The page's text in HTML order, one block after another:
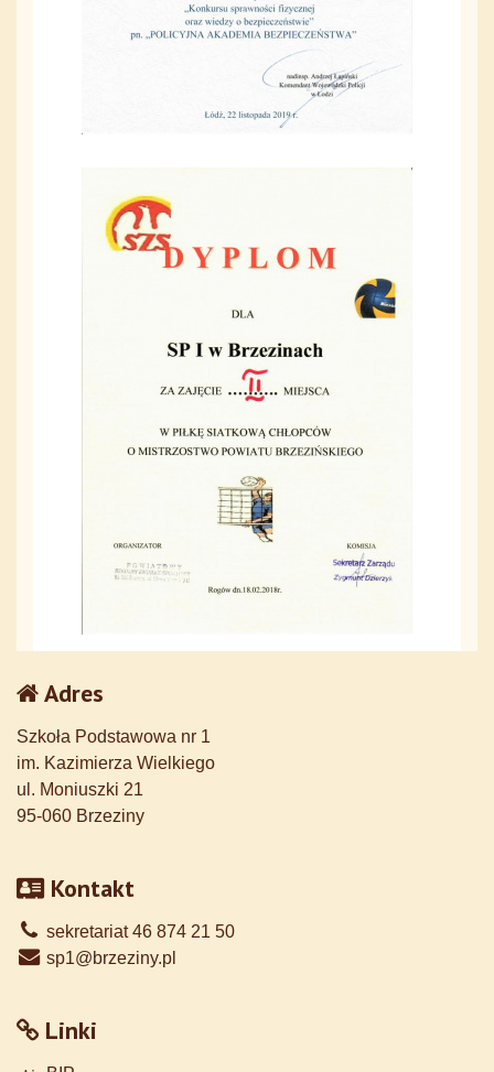
Adres
Szkoła Podstawowa nr 1
im. Kazimierza Wielkiego
ul. Moniuszki 21
95-060 Brzeziny
Kontakt
sekretariat 46 874 21 50
sp1@brzeziny.pl
Linki